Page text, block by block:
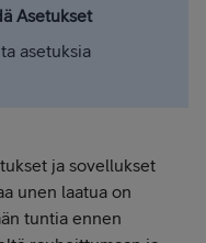
Asetukset
asetuksia
ja sovellukset
unen laatua on
tuntia ennen